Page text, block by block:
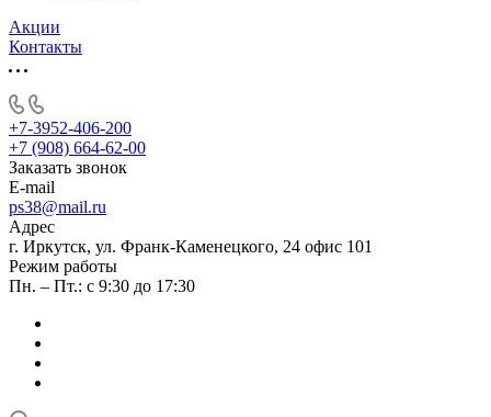
Акции
Контакты
+7-3952-406-200
+7 (908) 664-62-00
Заказать звонок
E-mail
ps38@mail.ru
Адрес
г. Иркутск, ул. Франк-Каменецкого, 24 офис 101
Режим работы
Пн. – Пт.: с 9:30 до 17:30